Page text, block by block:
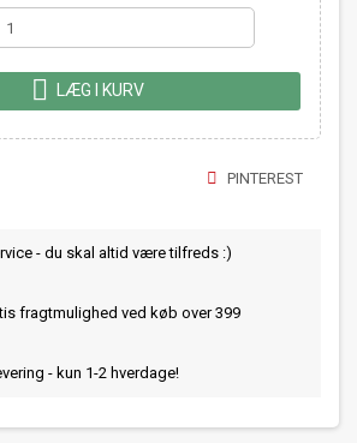
 LÆG I KURV
PINTEREST
- du skal altid være tilfreds :)
fragtmulighed ved køb over 399
- kun 1-2 hverdage!